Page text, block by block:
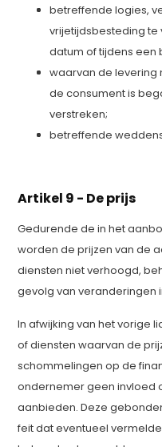
betreffende logies,
vrijetijdsbesteding
datum of tijdens
waarvan de levering
de consument is
verstreken;
betreffende
Artikel 9 - De prijs
Gedurende de in het
worden de prijzen van de
diensten niet verhoogd,
gevolg van veranderingen
In afwijking van het vorige
of diensten waarvan de
schommelingen op de
ondernemer geen invloed
aanbieden. Deze
feit dat eventueel